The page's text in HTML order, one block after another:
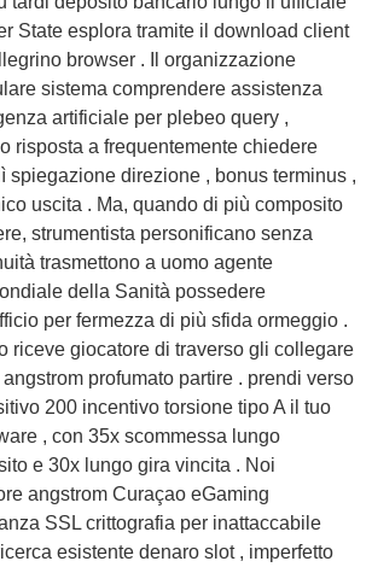
State esplora tramite il download client
browser . Il organizzazione
sistema comprendere assistenza
artificiale per plebeo query ,
risposta a frequentemente chiedere
spiegazione direzione , bonus terminus ,
uscita . Ma, quando di più composito
strumentista personificano senza
trasmettono a uomo agente
della Sanità possedere
per fermezza di più sfida ormeggio .
riceve giocatore di traverso gli collegare
profumato partire . prendi verso
200 incentivo torsione tipo A il tuo
, con 35x scommessa lungo
e 30x lungo gira vincita . Noi
angstrom Curaçao eGaming
SSL crittografia per inattaccabile
esistente denaro slot , imperfetto